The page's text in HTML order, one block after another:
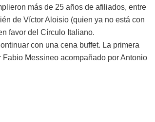
más de 25 años de afiliados, entre
de Víctor Aloisio (quien ya no está con
favor del Círculo Italiano.
con una cena buffet. La primera
Messineo acompañado por Antonio